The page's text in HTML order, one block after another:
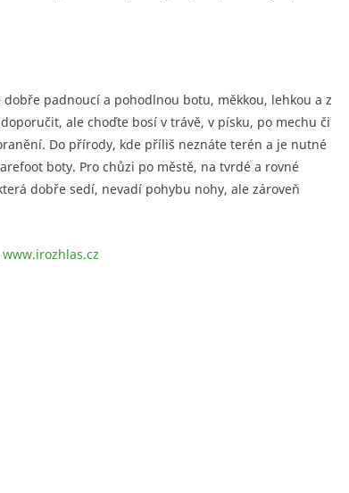
padnoucí a pohodlnou botu, měkkou, lehkou a z
ale choďte bosí v trávě, v písku, po mechu či
Do přírody, kde příliš neznáte terén a je nutné
boty. Pro chůzi po městě, na tvrdé a rovné
dobře sedí, nevadí pohybu nohy, ale zároveň
www.irozhlas.cz